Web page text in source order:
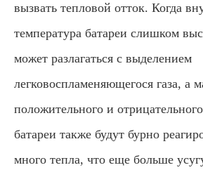
вызвать тепловой отток. Когда
температура батареи слишком
может разлагаться с выделением
легковоспламеняющегося газа, а
положительного и
батареи также будут бурно
много тепла, что еще больше